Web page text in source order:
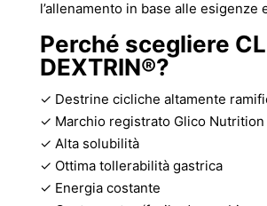
l’allenamento in base alle esigenze
Perché scegliere
DEXTRIN®?
✓ Destrine cicliche altamente
✓ Marchio registrato Glico Nutrition
✓ Alta solubilità
✓ Ottima tollerabilità gastrica
✓ Energia costante